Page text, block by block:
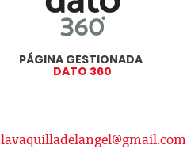
PÁGINA GESTIONADA
DATO 360
lavaquilladelangel@gmail.com